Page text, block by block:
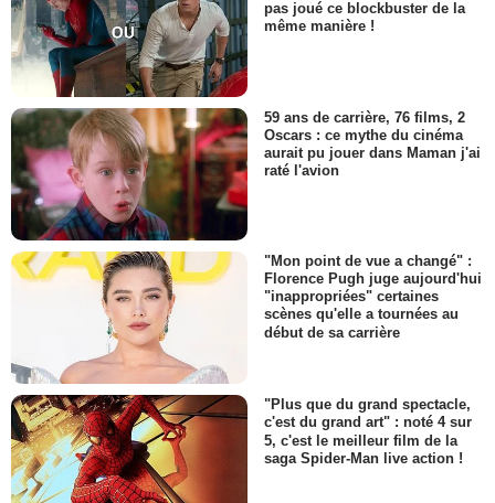
pas joué ce blockbuster de la
même manière !
59 ans de carrière, 76 films, 2
Oscars : ce mythe du cinéma
aurait pu jouer dans Maman j'ai
raté l'avion
"Mon point de vue a changé" :
Florence Pugh juge aujourd'hui
"inappropriées" certaines
scènes qu'elle a tournées au
début de sa carrière
"Plus que du grand spectacle,
c'est du grand art" : noté 4 sur
5, c'est le meilleur film de la
saga Spider-Man live action !